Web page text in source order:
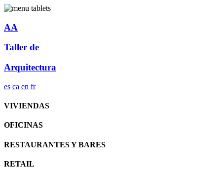
AA
Taller de
Arquitectura
es ca en fr
VIVIENDAS
OFICINAS
RESTAURANTES Y BARES
RETAIL